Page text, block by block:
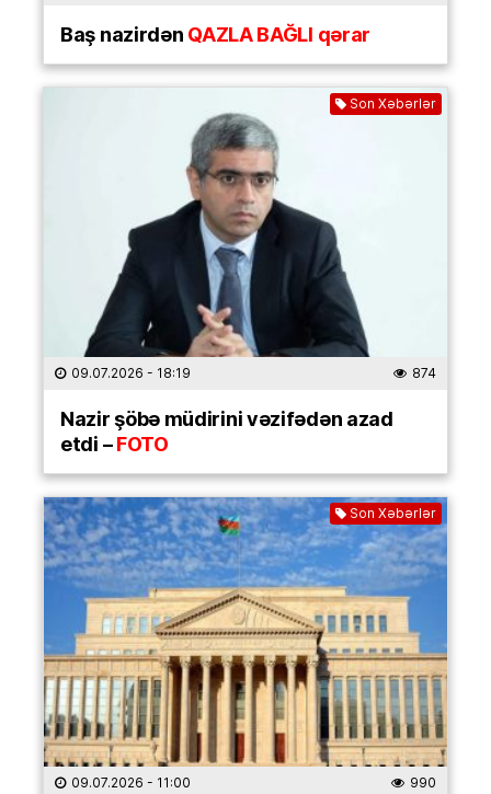
Baş nazirdənQAZLA BAĞLI qərar
Son Xəbərlər
09.07.2026 - 18:19 874
Nazir şöbə müdirini vəzifədən azad
etdi –FOTO
Son Xəbərlər
09.07.2026 - 11:00 990